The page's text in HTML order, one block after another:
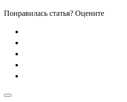
Понравилась статья? Оцените